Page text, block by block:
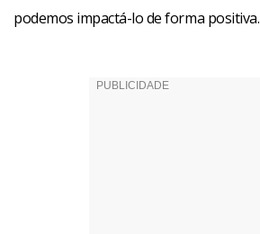
podemos impactá-lo de forma positiva.